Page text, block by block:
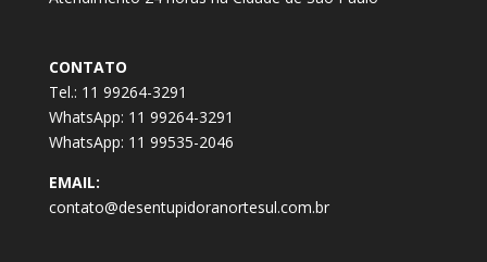
CONTATO
Tel.: 11 99264-3291
WhatsApp: 11 99264-3291
WhatsApp: 11 99535-2046
EMAIL:
contato@desentupidoranortesul.com.br